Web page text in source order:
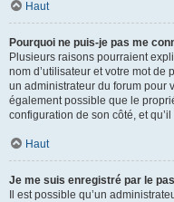
Haut
Pourquoi ne puis-je pas me
Plusieurs raisons pourraient
nom d’utilisateur et votre mot de
un administrateur du forum pour
également possible que le
configuration de son côté, et
Haut
Je me suis enregistré par le
Il est possible qu’un